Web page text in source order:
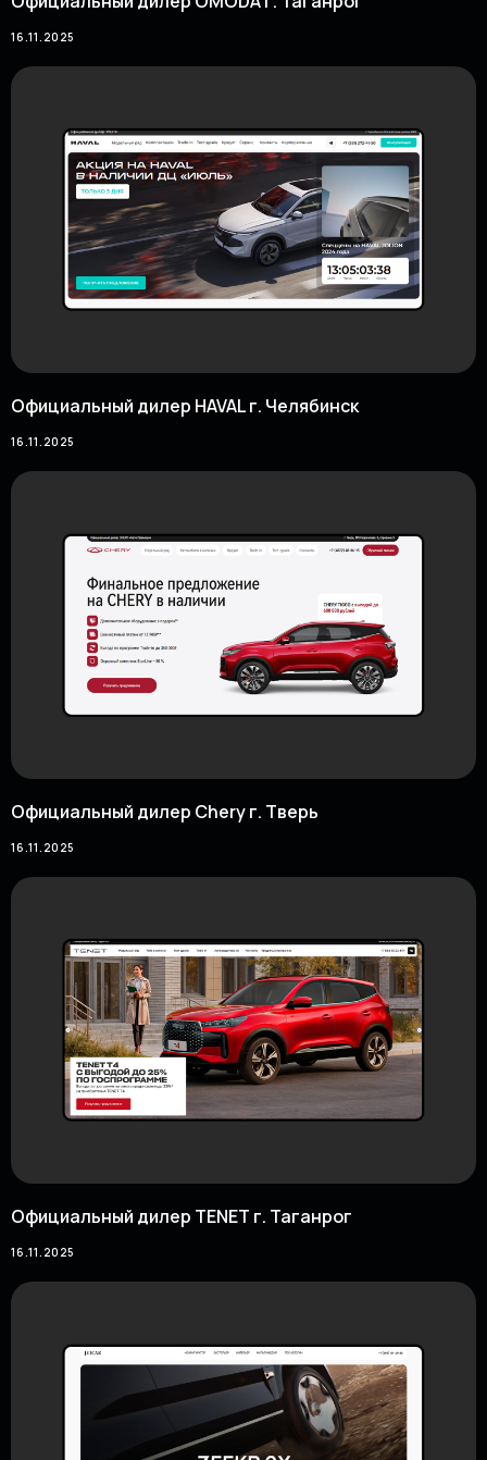
16.11.2025
Официальный дилер HAVAL г. Челябинск
16.11.2025
Официальный дилер Chery г. Тверь
16.11.2025
Официальный дилер TENET г. Таганрог
16.11.2025